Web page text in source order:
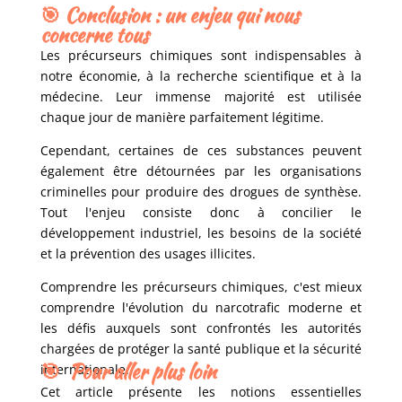
🎯 Conclusion : un enjeu qui nous
concerne tous
Les précurseurs chimiques sont indispensables à
notre économie, à la recherche scientifique et à la
médecine. Leur immense majorité est utilisée
chaque jour de manière parfaitement légitime.
Cependant, certaines de ces substances peuvent
également être détournées par les organisations
criminelles pour produire des drogues de synthèse.
Tout l'enjeu consiste donc à concilier le
développement industriel, les besoins de la société
et la prévention des usages illicites.
Comprendre les précurseurs chimiques, c'est mieux
comprendre l'évolution du narcotrafic moderne et
les défis auxquels sont confrontés les autorités
chargées de protéger la santé publique et la sécurité
internationale.
🎯Pour aller plus loin
Cet article présente les notions essentielles